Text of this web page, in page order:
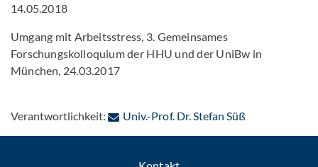
14.05.2018
Umgang mit Arbeitsstress, 3. Gemeinsames
Forschungskolloquium der HHU und der UniBw in
München, 24.03.2017
Verantwortlichkeit: Univ.-Prof. Dr. Stefan Süß: Per E-Mail